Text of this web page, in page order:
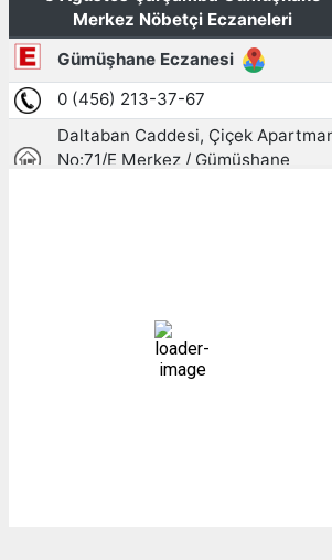
96 %
1017 mb